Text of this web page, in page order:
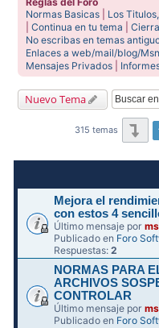
Normas Basicas
Los
|Continua en tu tema |
No escribas en temas
Enlaces a web/mail/blog/
Mensajes Privados
Nuevo Tema
315 temas
Mejora el
con estos 4
Último mensaje por
Publicado en Foro
Respuestas:2
NORMAS PARA
ARCHIVOS
CONTROLAR
Último mensaje por
Publicado en Foro